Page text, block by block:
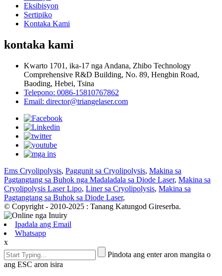
Eksibisyon
Sertipiko
Kontaka Kami
kontaka kami
Kwarto 1701, ika-17 nga Andana, Zhibo Technology
Comprehensive R&D Building, No. 89, Hengbin Road,
Baoding, Hebei, Tsina
Telepono: 0086-15810767862
Email: director@triangelaser.com
Ems Cryolipolysis, Paggunit sa Cryolipolysis, Makina sa
Pagtangtang sa Buhok nga Madaladala sa Diode Laser, Makina sa
Cryolipolysis Laser Lipo, Liner sa Cryolipolysis, Makina sa
Pagtangtang sa Buhok sa Diode Laser,
© Copyright - 2010-2025 : Tanang Katungod Gireserba.
Ipadala ang Email
Whatsapp
x
Pindota ang enter aron mangita o
ang ESC aron isira